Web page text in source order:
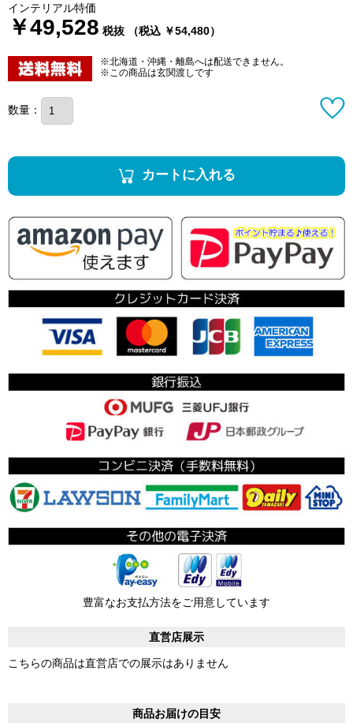
インテリアル特価
￥49,528 税抜 （税込 ￥54,480）
※北海道・沖縄・離島へは配送できません。
※この商品は玄関渡しです
数量：
カートに入れる
豊富なお支払方法をご用意しています
直営店展示
こちらの商品は直営店での展示はありません
商品お届けの目安